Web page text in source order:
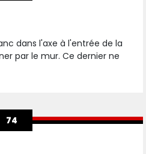
dans l'axe à l'entrée de la
par le mur. Ce dernier ne
74